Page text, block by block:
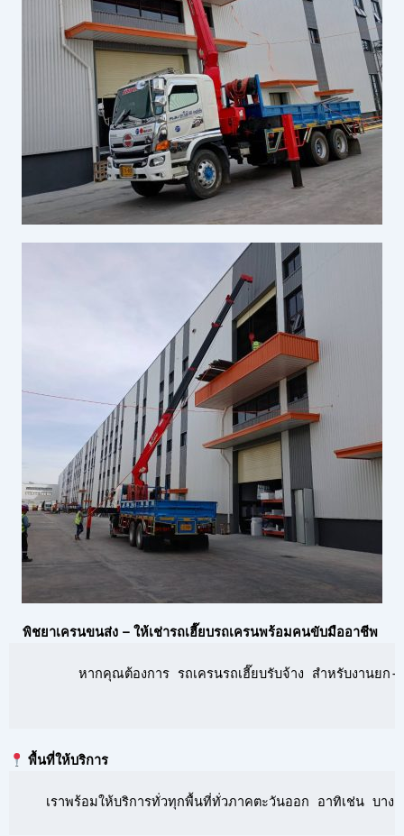
พิชยาเครนขนส่ง – ให้เช่ารถเฮี๊ยบรถเครนพร้อมคนขับมืออาชีพ
หากคุณต้องการ รถเครนรถเฮี๊ยบรับจ้าง สำหรับงานยก
พื้นที่ให้บริการ
เราพร้อมให้บริการทั่วทุกพื้นที่ทั่วภาคตะวันออก อาทิเช่น บาง